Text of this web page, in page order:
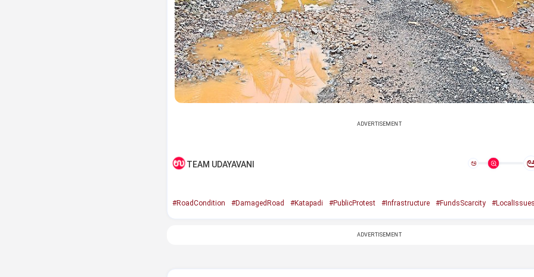
ADVERTISEMENT
TEAM UDAYAVANI ಅ
#RoadCondition #DamagedRoad #Katapadi #PublicProtest #Infrastructure #FundsScarcity
ADVERTISEMENT